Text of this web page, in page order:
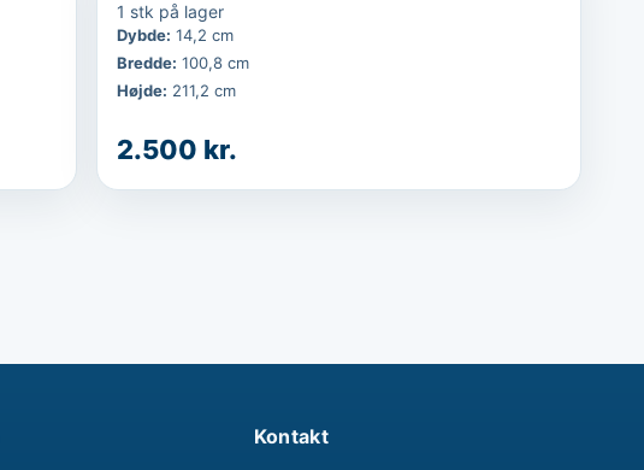
1 stk på lager
Dybde: 14,2 cm
Bredde: 100,8 cm
Højde: 211,2 cm
2.500 kr.
Kontakt